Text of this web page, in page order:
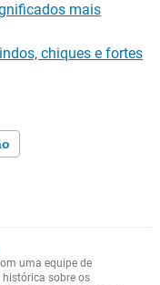
mais
chiques e fortes
uma equipe de
sobre os